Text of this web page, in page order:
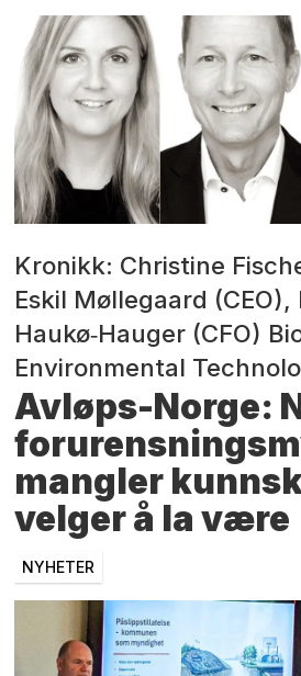
Kronikk: Christine
Eskil Møllegaard (CEO),
Haukø‑Hauger (CFO)
Environmental
Avløps-Norge:
mangler
velger å la være
NYHETER